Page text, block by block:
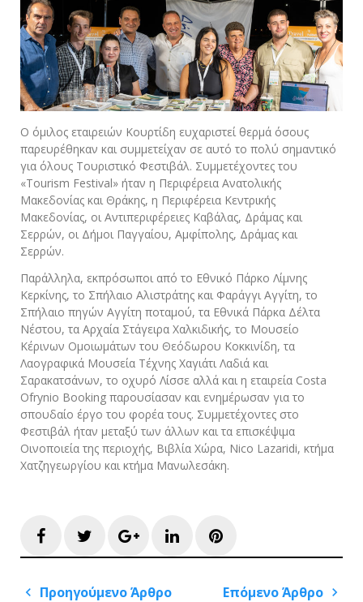
Ο όμιλος εταιρειών Κουρτίδη ευχαριστεί θερμά όσους
παρευρέθηκαν και συμμετείχαν σε αυτό το πολύ σημαντικό
για όλους Τουριστικό Φεστιβάλ. Συμμετέχοντες του
«Tourism Festival» ήταν η Περιφέρεια Ανατολικής
Μακεδονίας και Θράκης, η Περιφέρεια Κεντρικής
Μακεδονίας, οι Αντιπεριφέρειες Καβάλας, Δράμας και
Σερρών, οι Δήμοι Παγγαίου, Αμφίπολης, Δράμας και
Σερρών.
Παράλληλα, εκπρόσωποι από το Εθνικό Πάρκο Λίμνης
Κερκίνης, το Σπήλαιο Αλιστράτης και Φαράγγι Αγγίτη, το
Σπήλαιο πηγών Αγγίτη ποταμού, τα Εθνικά Πάρκα Δέλτα
Νέστου, τα Αρχαία Στάγειρα Χαλκιδικής, το Μουσείο
Κέρινων Ομοιωμάτων του Θεόδωρου Κοκκινίδη, τα
Λαογραφικά Μουσεία Τέχνης Χαγιάτι Λαδιά και
Σαρακατσάνων, το οχυρό Λίσσε αλλά και η εταιρεία Costa
Ofrynio Booking παρουσίασαν και ενημέρωσαν για το
σπουδαίο έργο του φορέα τους. Συμμετέχοντες στο
Φεστιβάλ ήταν μεταξύ των άλλων και τα επισκέψιμα
Οινοποιεία της περιοχής, Βιβλία Χώρα, Nico Lazaridi, κτήμα
Χατζηγεωργίου και κτήμα Μανωλεσάκη.
FacebookTwitterGoogle+LinkedInPinterest
Πλοήγηση
Προηγούμενο Άρθρο
Επόμενο Άρθρο